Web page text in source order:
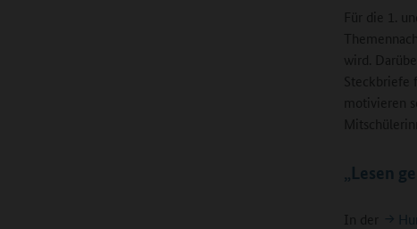
Für die 1.
wird.
motivieren
„Lesen
In der